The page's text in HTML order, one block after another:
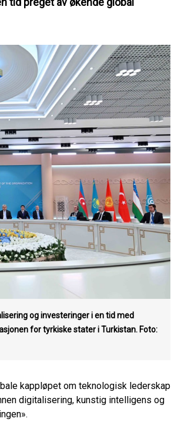
og investeringer i en tid med
for tyrkiske stater i Turkistan. Foto:
kappløpet om teknologisk lederskap
digitalisering, kunstig intelligens og